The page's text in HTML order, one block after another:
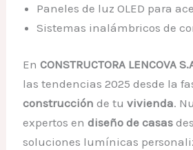
Paneles de luz OLED para
Sistemas inalámbricos de
EnCONSTRUCTORA LENCOVA
las tendencias 2025 desde la
construcción de tuvivienda.
expertos endiseño de casas
soluciones lumínicas